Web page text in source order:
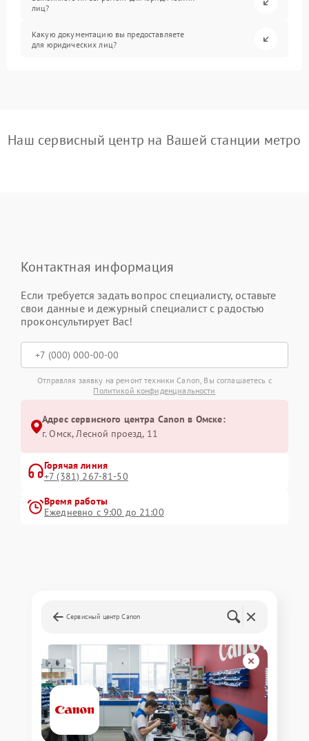
лиц?
Какую документацию вы предоставляете
для юридических лиц?
Наш сервисный центр на Вашей станции метро
Контактная информация
Если требуется задать вопрос специалисту, оставьте
свои данные и дежурный специалист с радостью
проконсультирует Вас!
Отправляя заявку на ремонт техники Canon, Вы соглашаетесь с
Политикой конфиденциальности
Адрес сервисного центра Canon в Омске:
г. Омск, ​Лесной проезд, 11
Горячая линия
+7 (381) 267-81-50
Время работы
Ежедневно с 9:00 до 21:00
Сервисный центр Canon